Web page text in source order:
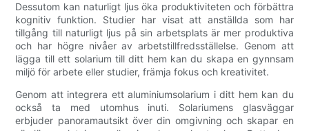
Dessutom kan naturligt ljus öka produktiviteten och förbättra
kognitiv funktion. Studier har visat att anställda som har
tillgång till naturligt ljus på sin arbetsplats är mer produktiva
och har högre nivåer av arbetstillfredsställelse. Genom att
lägga till ett solarium till ditt hem kan du skapa en gynnsam
miljö för arbete eller studier, främja fokus och kreativitet.
Genom att integrera ett aluminiumsolarium i ditt hem kan du
också ta med utomhus inuti. Solariumens glasväggar
erbjuder panoramautsikt över din omgivning och skapar en